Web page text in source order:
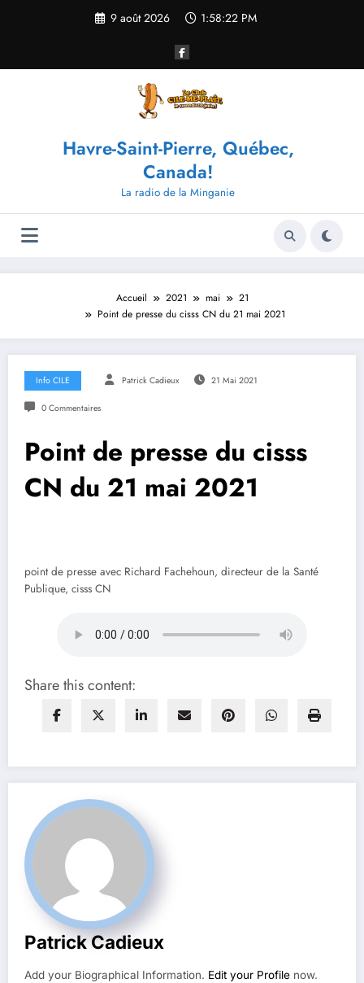
9 août 2026 1:58:22 PM
Havre-Saint-Pierre, Québec,
Canada!
La radio de la Minganie
Accueil 2021 mai
21
Point de presse du cisss CN du 21 mai 2021
Info CILE Patrick Cadieux 21 Mai 2021
0 Commentaires
Point de presse du cisss
CN du 21 mai 2021
point de presse avec Richard Fachehoun, directeur de la Santé
Publique, cisss CN
Share this content:
Patrick Cadieux
Add your Biographical Information. Edit your Profile now.